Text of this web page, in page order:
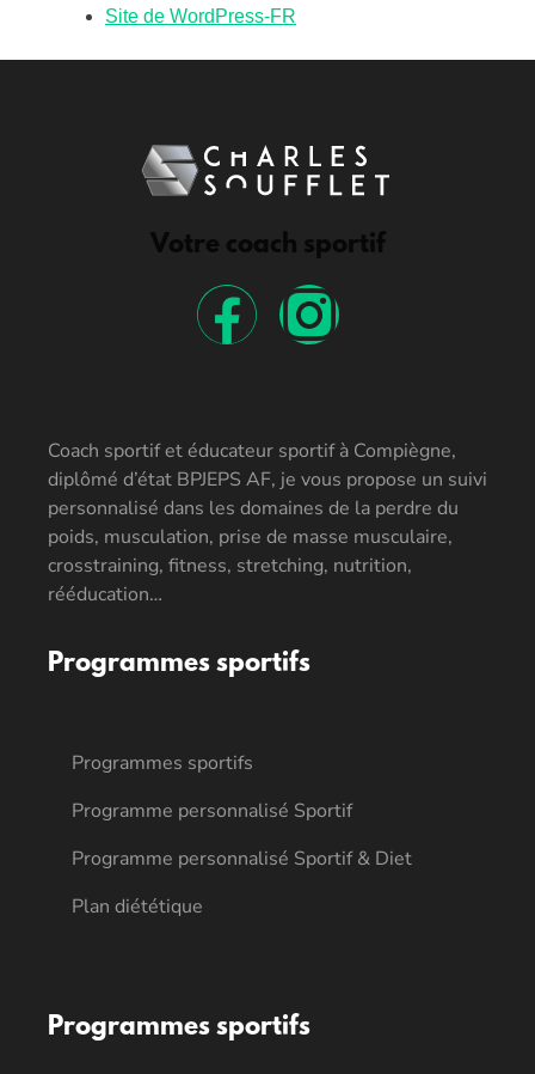
Site de WordPress-FR
Votre coach sportif
Coach sportif et éducateur sportif à Compiègne,
diplômé d’état BPJEPS AF, je vous propose un suivi
personnalisé dans les domaines de la perdre du
poids, musculation, prise de masse musculaire,
crosstraining, fitness, stretching, nutrition,
rééducation…
Programmes sportifs
Programmes sportifs
Programme personnalisé Sportif
Programme personnalisé Sportif & Diet
Plan diététique
Programmes sportifs